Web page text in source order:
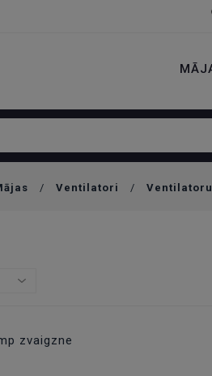
/ Ventilatori /
zvaigzne